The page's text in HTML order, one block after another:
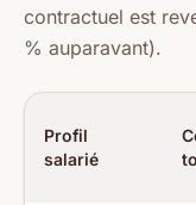
contractuel est
% auparavant).
Profil
salarié